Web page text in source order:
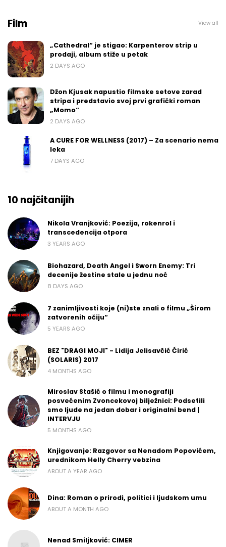
Film View all
„Cathedral“ je stigao: Karpenterov strip u
prodaji, album stiže u petak
2 DAYS AGO
Džon Kjusak napustio filmske setove zarad
stripa i predstavio svoj prvi grafički roman
„Momo“
2 DAYS AGO
A CURE FOR WELLNESS (2017) – Za scenario nema
leka
7 DAYS AGO
10 najčitanijih
Nikola Vranjković: Poezija, rokenrol i
transcedencija otpora
3 YEARS AGO
Biohazard, Death Angel i Sworn Enemy: Tri
decenije žestine stale u jednu noć
8 DAYS AGO
7 zanimljivosti koje (ni)ste znali o filmu „Širom
zatvorenih očiju“
5 YEARS AGO
BEZ "DRAGI MOJI" - Lidija Jelisavčić Ćirić
(SOLARIS) 2017
4 MONTHS AGO
Miroslav Stašić o filmu i monografiji
posvećenim Zvoncekovoj bilježnici: Podsetili
smo ljude na jedan dobar i originalni bend |
INTERVJU
5 MONTHS AGO
Knjigovanje: Razgovor sa Nenadom Popovićem,
urednikom Helly Cherry vebzina
ABOUT A YEAR AGO
Dina: Roman o prirodi, politici i ljudskom umu
ABOUT A MONTH AGO
Nenad Smiljković: CIMER